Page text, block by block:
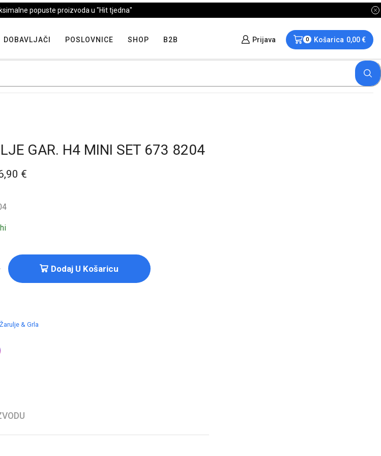
popuste proizvoda u "Hit tjedna"
DOBAVLJAČI POSLOVNICE SHOP B2B Prijava 0 Košarica 0,00€
GAR. H4 MINI SET 673 8204
€
Dodaj U Košaricu
Žarulje & Grla